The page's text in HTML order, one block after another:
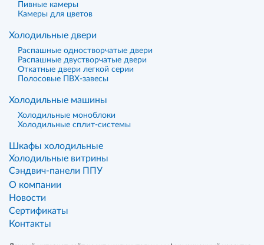
Пивные камеры
Камеры для цветов
Холодильные двери
Распашные одностворчатые двери
Распашные двустворчатые двери
Откатные двери легкой серии
Полосовые ПВХ-завесы
Холодильные машины
Холодильные моноблоки
Холодильные сплит-системы
Шкафы холодильные
Холодильные витрины
Сэндвич-панели ППУ
О компании
Новости
Сертификаты
Контакты